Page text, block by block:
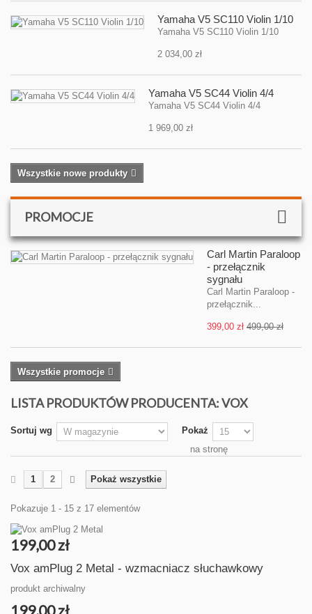
Yamaha V5 SC110 Violin 1/10
Yamaha V5 SC110 Violin 1/10
2 034,00 zł
Yamaha V5 SC44 Violin 4/4
Yamaha V5 SC44 Violin 4/4
1 969,00 zł
Wszystkie nowe produkty
PROMOCJE
Carl Martin Paraloop
- przełącznik
sygnału
Carl Martin Paraloop -
przełącznik...
399,00 zł 499,00 zł
Wszystkie promocje
LISTA PRODUKTÓW PRODUCENTA: VOX
Sortuj wg
Pokaż
na stronę
Pokaż wszystkie
1 2
Pokazuje 1 - 15 z 17 elementów
199,00 zł
Vox amPlug 2 Metal - wzmacniacz słuchawkowy
produkt archiwalny
199,00 zł